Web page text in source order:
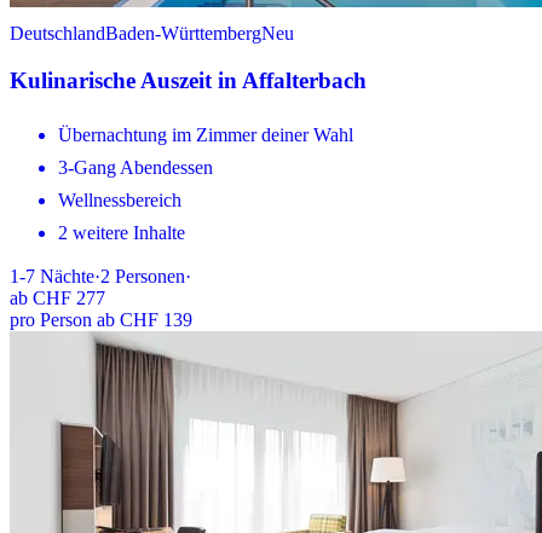
DeutschlandBaden-WürttembergNeu
Kulinarische Auszeit in Affalterbach
Übernachtung im Zimmer deiner Wahl
3-Gang Abendessen
Wellnessbereich
2 weitere Inhalte
1-7 Nächte·2 Personen·
ab CHF 277
pro Person ab CHF 139